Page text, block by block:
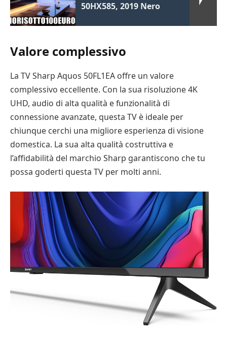
50HX585, 2019 Nero
Valore complessivo
La TV Sharp Aquos 50FL1EA offre un valore
complessivo eccellente. Con la sua risoluzione 4K
UHD, audio di alta qualità e funzionalità di
connessione avanzate, questa TV è ideale per
chiunque cerchi una migliore esperienza di visione
domestica. La sua alta qualità costruttiva e
l’affidabilità del marchio Sharp garantiscono che tu
possa goderti questa TV per molti anni.